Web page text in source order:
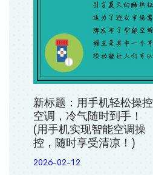
新标题：用手机轻松操控
空调，冷气随时到手！
(用手机实现智能空调操
控，随时享受清凉！)
2026-02-12